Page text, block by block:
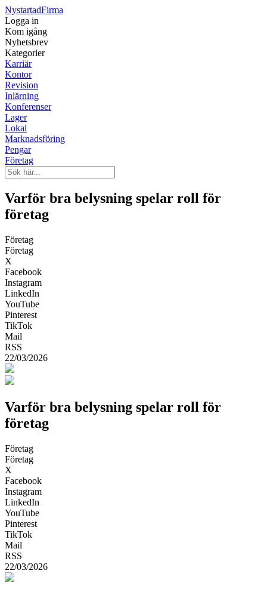
NystartadFirma
Logga in
Kom igång
Nyhetsbrev
Kategorier
Karriär
Kontor
Revision
Inlärning
Konferenser
Lager
Lokal
Marknadsföring
Pengar
Företag
Varför bra belysning spelar roll för
företag
Företag
Företag
X
Facebook
Instagram
LinkedIn
YouTube
Pinterest
TikTok
Mail
RSS
22/03/2026
Varför bra belysning spelar roll för
företag
Företag
Företag
X
Facebook
Instagram
LinkedIn
YouTube
Pinterest
TikTok
Mail
RSS
22/03/2026